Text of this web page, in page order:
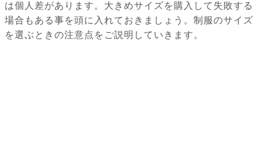
は個人差があります。大きめサイズを購入して失敗する
場合もある事を頭に入れておきましょう。制服のサイズ
を選ぶときの注意点をご説明していきます。